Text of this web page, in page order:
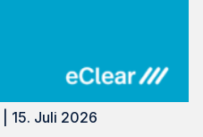
| 15. Juli 2026